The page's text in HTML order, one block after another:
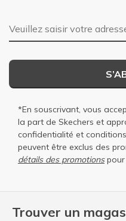
Trouver un
Adresse e-mail
*En souscrivant, vous
la part de Skechers et
confidentialité et
peuvent être exclus des
détails des promotionspour